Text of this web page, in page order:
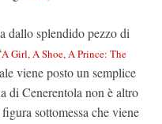
dallo splendido pezzo di
A Girl, A Shoe, A Prince: The
viene posto un semplice
di Cenerentola non è altro
sottomessa che viene